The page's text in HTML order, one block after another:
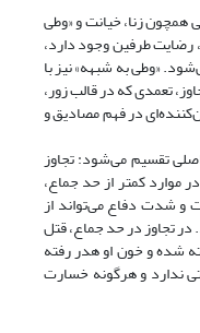
همچون زنا، خیانت و «وطی
طرفین وجود دارد،
«وطی به شبهه» نیز با
تعمدی که در قالب زور،
در فهم مصادیق و
تقسیم می‌شود: تجاوز
موارد کمتر از حد جماع،
و شدت دفاع می‌تواند از
در تجاوز در حد جماع، قتل
شده و خون او هدر رفته
ندارد و هرگونه خسارت